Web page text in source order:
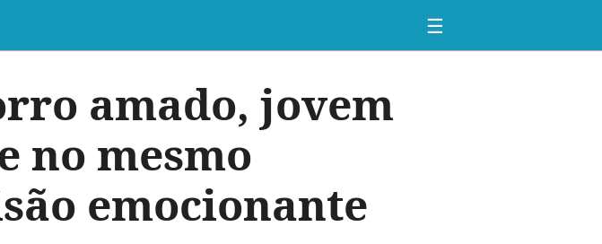
☰
amado, jovem
no mesmo
emocionante